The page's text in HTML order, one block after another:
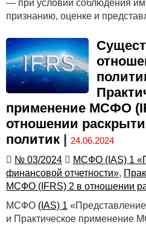
— при условии соблюдения
признанию, оценке и
применение МСФО
отношении
политик
24.06.2024
№ 03/2024
МСФО (IAS) 1
финансовой отчетности»,
МСФО (IFRS) 2 в отношении
МСФО (IAS) 1
и Практическое применение